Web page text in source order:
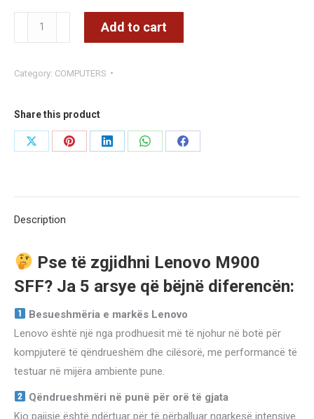
LENOVO
/
i3
6100
3.7
DDR4
/
HD
Add to cart
Category: COMPUTERS
Share this product
Share
Share
Share
Share
Share
Description
Pse të zgjidhni Lenovo M900
SFF? Ja 5 arsye që bëjnë diferencën:
Besueshmëria e markës Lenovo
Lenovo është një nga prodhuesit më të njohur në botë për
kompjuterë të qëndrueshëm dhe cilësorë, me performancë të
testuar në mijëra ambiente pune.
Qëndrueshmëri në punë për orë të gjata
Kjo pajisje është ndërtuar për të përballuar ngarkesë intensive